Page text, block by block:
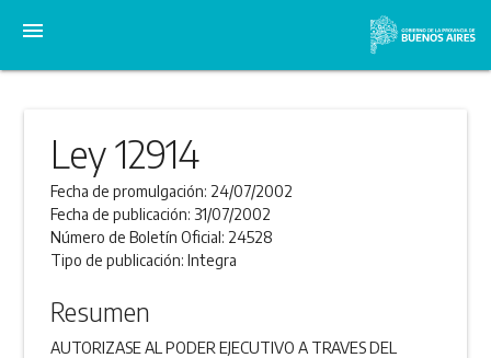
menu
Ley 12914
Fecha de promulgación: 24/07/2002
Fecha de publicación: 31/07/2002
Número de Boletín Oficial: 24528
Tipo de publicación:Integra
Resumen
AUTORIZASE AL PODER EJECUTIVO A TRAVES DEL